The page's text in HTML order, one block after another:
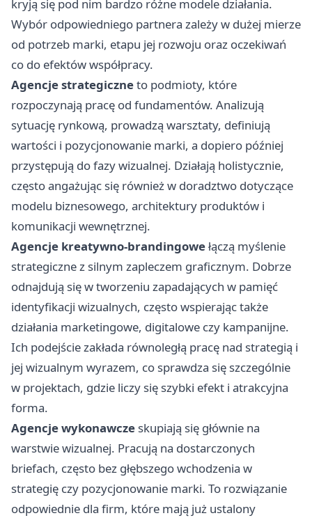
kryją się pod nim bardzo różne modele działania.
Wybór odpowiedniego partnera zależy w dużej mierze
od potrzeb marki, etapu jej rozwoju oraz oczekiwań
co do efektów współpracy.
Agencje strategiczneto podmioty, które
rozpoczynają pracę od fundamentów. Analizują
sytuację rynkową, prowadzą warsztaty, definiują
wartości i pozycjonowanie marki, a dopiero później
przystępują do fazy wizualnej. Działają holistycznie,
często angażując się również w doradztwo dotyczące
modelu biznesowego, architektury produktów i
komunikacji wewnętrznej.
Agencje kreatywno-brandingowełączą myślenie
strategiczne z silnym zapleczem graficznym. Dobrze
odnajdują się w tworzeniu zapadających w pamięć
identyfikacji wizualnych, często wspierając także
działania marketingowe, digitalowe czy kampanijne.
Ich podejście zakłada równoległą pracę nad strategią i
jej wizualnym wyrazem, co sprawdza się szczególnie
w projektach, gdzie liczy się szybki efekt i atrakcyjna
forma.
Agencje wykonawcze skupiają się głównie na
warstwie wizualnej. Pracują na dostarczonych
briefach, często bez głębszego wchodzenia w
strategię czy pozycjonowanie marki. To rozwiązanie
odpowiednie dla firm, które mają już ustalony